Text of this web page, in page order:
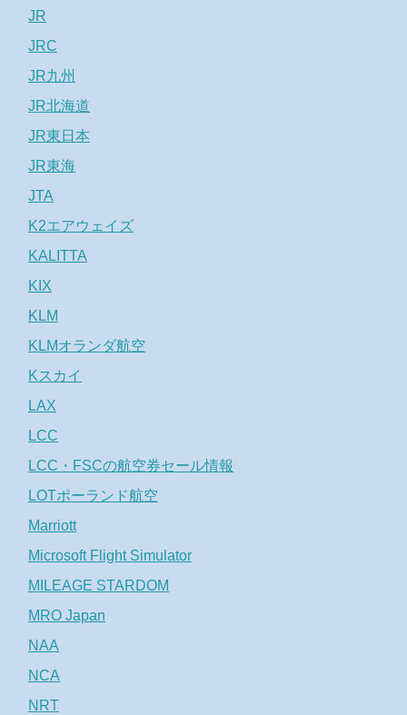
JR
JRC
JR九州
JR北海道
JR東日本
JR東海
JTA
K2エアウェイズ
KALITTA
KIX
KLM
KLMオランダ航空
Kスカイ
LAX
LCC
LCC・FSCの航空券セール情報
LOTポーランド航空
Marriott
Microsoft Flight Simulator
MILEAGE STARDOM
MRO Japan
NAA
NCA
NRT